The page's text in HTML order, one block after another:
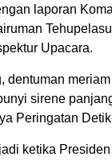
laporan
Upacara.
dentuman
sirene
Peringatan
ketika